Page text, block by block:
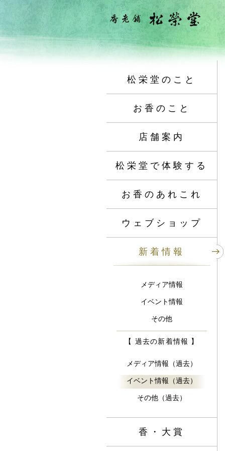
松栄堂のこと
お香のこと
店舗案内
松栄堂で体験する
お香のあれこれ
ウェブショップ
新着情報
メディア情報
イベント情報
その他
【 過去の新着情報 】
メディア情報（過去）
イベント情報（過去）
その他（過去）
香・大賞